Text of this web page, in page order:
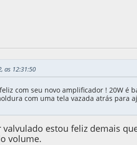
as 12:31:50
com seu novo amplificador ! 20W é
com uma tela vazada atrás para
estou feliz demais
volume.